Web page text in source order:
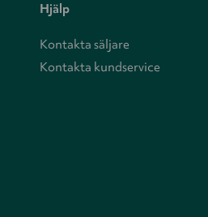
Hjälp
Kontakta säljare
Kontakta kundservice